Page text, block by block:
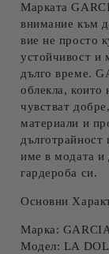
Марката
внимание към
вие не просто
устойчивост и
дълго време.
облекла, които
чувстват
материали и
име в модата и
гардероба си.
Основни
Марка: GARCIA
Модел: LA